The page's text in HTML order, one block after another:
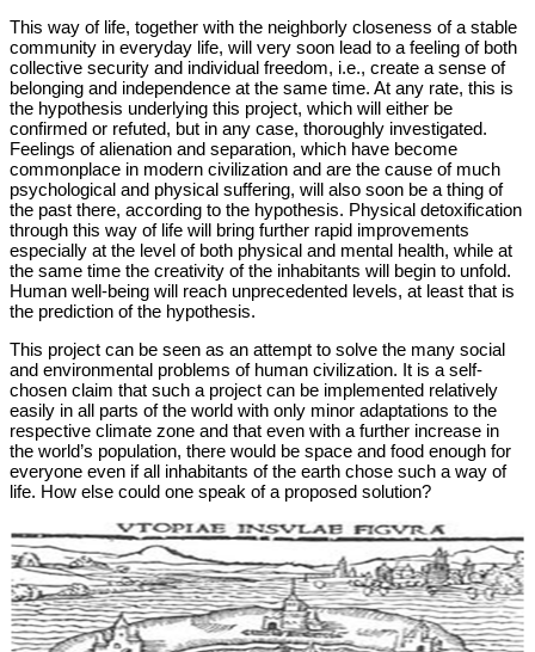
This way of life, together with the neighborly closeness of a stable
community in everyday life, will very soon lead to a feeling of both
collective security and individual freedom, i.e., create a sense of
belonging and independence at the same time. At any rate, this is
the hypothesis underlying this project, which will either be
confirmed or refuted, but in any case, thoroughly investigated.
Feelings of alienation and separation, which have become
commonplace in modern civilization and are the cause of much
psychological and physical suffering, will also soon be a thing of
the past there, according to the hypothesis. Physical detoxification
through this way of life will bring further rapid improvements
especially at the level of both physical and mental health, while at
the same time the creativity of the inhabitants will begin to unfold.
Human well-being will reach unprecedented levels, at least that is
the prediction of the hypothesis.
This project can be seen as an attempt to solve the many social
and environmental problems of human civilization. It is a self-
chosen claim that such a project can be implemented relatively
easily in all parts of the world with only minor adaptations to the
respective climate zone and that even with a further increase in
the world’s population, there would be space and food enough for
everyone even if all inhabitants of the earth chose such a way of
life. How else could one speak of a proposed solution?